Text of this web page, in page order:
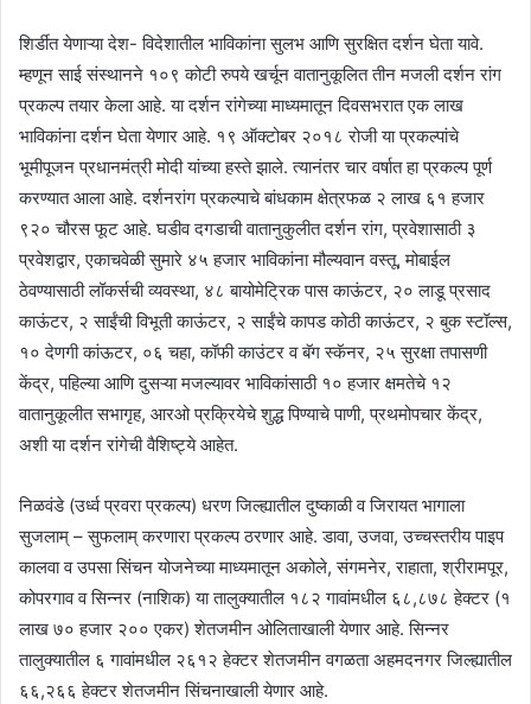
शिर्डीत येणाऱ्या देश- विदेशातील भाविकांना सुलभ आणि सुरक्षित दर्शन घेता यावे.
म्हणून साई संस्थानने १०९ कोटी रुपये खर्चून वातानुकूलित तीन मजली दर्शन रांग
प्रकल्प तयार केला आहे. या दर्शन रांगेच्या माध्यमातून दिवसभरात एक लाख
भाविकांना दर्शन घेता येणार आहे. १९ ऑक्टोबर २०१८ रोजी या प्रकल्पांचे
भूमीपूजन प्रधानमंत्री मोदी यांच्या हस्ते झाले. त्यानंतर चार वर्षात हा प्रकल्प पूर्ण
करण्यात आला आहे. दर्शनरांग प्रकल्पाचे बांधकाम क्षेत्रफळ २ लाख ६१ हजार
९२० चौरस फूट आहे. घडीव दगडाची वातानुकुलीत दर्शन रांग, प्रवेशासाठी ३
प्रवेशद्वार, एकाचवेळी सुमारे ४५ हजार भाविकांना मौल्यवान वस्तू, मोबाईल
ठेवण्यासाठी लॉकर्सची व्यवस्था, ४८ बायोमेट्रिक पास काऊंटर, २० लाडू प्रसाद
काऊंटर, २ साईंची विभूती काऊंटर, २ साईंचे कापड कोठी काऊंटर, २ बुक स्टॉल्स,
१० देणगी कांऊटर, ०६ चहा, कॉफी काउंटर व बॅग स्कॅनर, २५ सुरक्षा तपासणी
केंद्र, पहिल्या आणि दुसऱ्या मजल्यावर भाविकांसाठी १० हजार क्षमतेचे १२
वातानुकूलीत सभागृह, आरओ प्रक्रियेचे शुद्ध पिण्याचे पाणी, प्रथमोपचार केंद्र,
अशी या दर्शन रांगेची वैशिष्ट्ये आहेत.
निळवंडे (उर्ध्व प्रवरा प्रकल्प) धरण जिल्ह्यातील दुष्काळी व जिरायत भागाला
सुजलाम् – सुफलाम् करणारा प्रकल्प ठरणार आहे. डावा, उजवा, उच्चस्तरीय पाइप
कालवा व उपसा सिंचन योजनेच्या माध्यमातून अकोले, संगमनेर, राहाता, श्रीरामपूर,
कोपरगाव व सिन्नर (नाशिक) या तालुक्यातील १८२ गावांमधील ६८,८७८ हेक्टर (१
लाख ७० हजार २०० एकर) शेतजमीन ओलिताखाली येणार आहे. सिन्नर
तालुक्यातील ६ गावांमधील २६१२ हेक्टर शेतजमीन वगळता अहमदनगर जिल्ह्यातील
६६,२६६ हेक्टर शेतजमीन सिंचनाखाली येणार आहे.